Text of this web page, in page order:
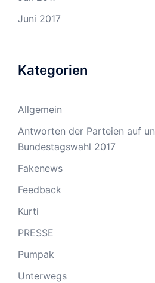
Juni 2017
Kategorien
Allgemein
Antworten der Parteien auf
Bundestagswahl 2017
Fakenews
Feedback
Kurti
PRESSE
Pumpak
Unterwegs